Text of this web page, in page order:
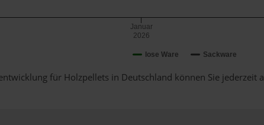
lose Ware Sackware
Januar
2026
für Holzpellets in Deutschland können Sie jederzeit